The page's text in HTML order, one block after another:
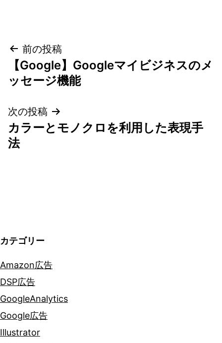
投
稿
ビ
ゲ
ン
前の投稿
【Google】Googleマイビジネスのメ
ッセージ機能
次の投稿
カラーとモノクロを利用した表現手
法
カテゴリー
Amazon広告
DSP広告
GoogleAnalytics
Google広告
Illustrator